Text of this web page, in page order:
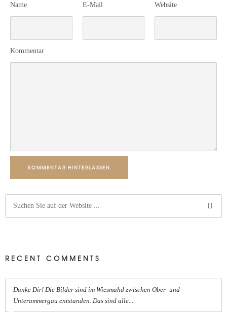
Name E-Mail Website
Kommentar
KOMMENTAR HINTERLASSEN
RECENT COMMENTS
Danke Dir! Die Bilder sind im Wiesmahd zwischen Ober- und
Unterammergau entstanden. Das sind alle...